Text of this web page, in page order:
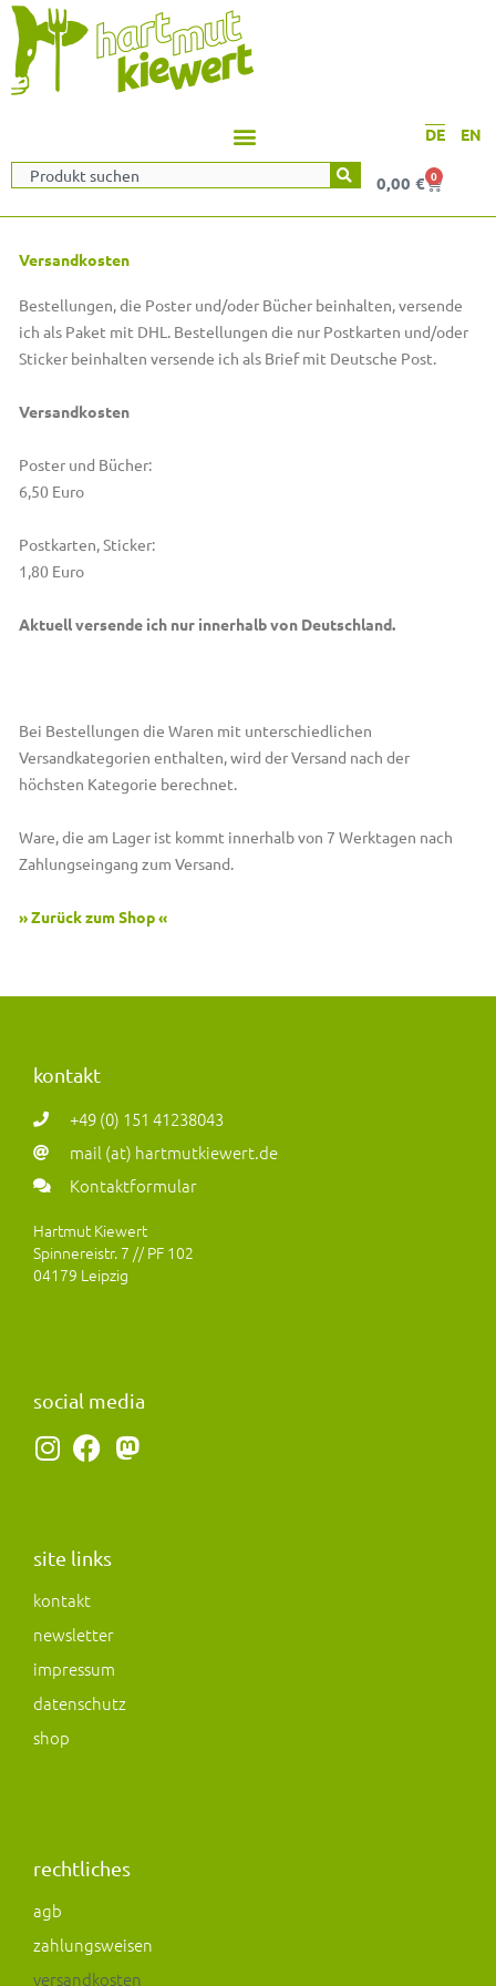
DE
EN
Suche
0,00 € 0
Versandkosten
Bestellungen, die Poster und/oder Bücher beinhalten, versende
ich als Paket mit DHL. Bestellungen die nur Postkarten und/oder
Sticker beinhalten versende ich als Brief mit Deutsche Post.
Versandkosten
Poster und Bücher:
6,50 Euro
Postkarten, Sticker:
1,80 Euro
Aktuell versende ich nur innerhalb von Deutschland.
Bei Bestellungen die Waren mit unterschiedlichen
Versandkategorien enthalten, wird der Versand nach der
höchsten Kategorie berechnet.
Ware, die am Lager ist kommt innerhalb von 7 Werktagen nach
Zahlungseingang zum Versand.
» Zurück zum Shop «
kontakt
+49 (0) 151 41238043
mail (at) hartmutkiewert.de
Kontaktformular
Hartmut Kiewert
Spinnereistr. 7 // PF 102
04179 Leipzig
social media
I
a
r
a
m
F
b
o
k
M
site links
kontakt
newsletter
impressum
datenschutz
shop
rechtliches
agb
zahlungsweisen
versandkosten